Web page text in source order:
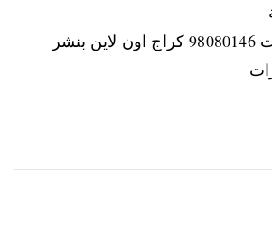
كراج متنقل الكويت 98080146‬ كراج اون لاين بنشر